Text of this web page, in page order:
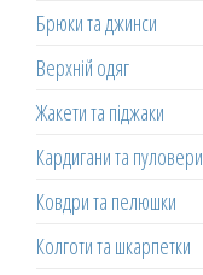
Брюки та джинси
Верхній одяг
Жакети та піджаки
Кардигани та пуловери
Ковдри та пелюшки
Колготи та шкарпетки